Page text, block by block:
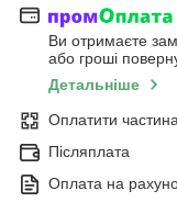
Ви отримаєте
або гроші
Детальніше
Оплатити
Післяплата
Оплата на